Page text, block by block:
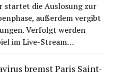
startet die Auslosung zur
außerdem vergibt
Verfolgt werden
im Live-Stream…
bremst Paris Saint-